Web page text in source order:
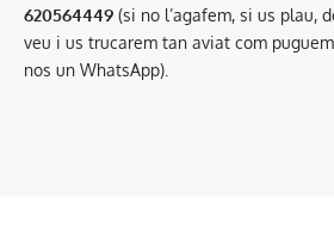
620564449 (si no l’agafem, si us plau,
veu i us trucarem tan aviat com
nos un WhatsApp).